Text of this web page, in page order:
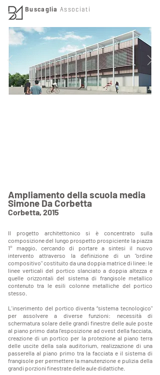
Buscaglia Associati
Ampliamento della scuola media
Simone Da Corbetta
Corbetta, 2015
Il progetto architettonico si è concentrato sulla
composizione del lungo prospetto prospiciente la piazza
1° maggio, cercando di portare a sintesi il nuovo
intervento attraverso la definizione di un "ordine
compositivo" costituito da una doppia matrice di linee: le
linee verticali del portico slanciato a doppia altezza e
quelle orizzontali del sistema di frangisole metallico
contenuto tra le esili colonne metalliche del portico
stesso.
L'inserimento del portico diventa “sistema tecnologico"
per assolvere a diverse funzioni: necessità di
schermatura solare delle grandi finestre delle aule poste
al piano primo data l'esposizione ad ovest della facciata,
creazione di un portico per la protezione al piano terra
delle uscite della sala auditorium, realizzazione di una
passerella al piano primo tra la facciata e il sistema di
frangisole per permettere la manutenzione e pulizia della
grandi porzioni finestrate delle aule didattiche.